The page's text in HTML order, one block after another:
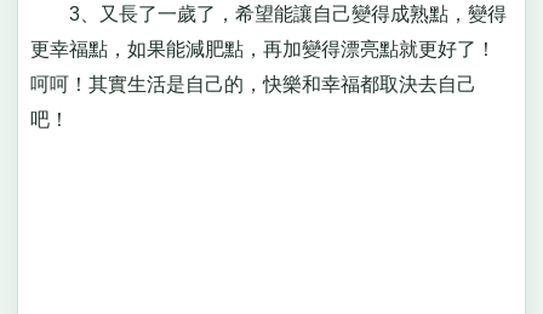
3、又長了一歲了，希望能讓自己變得成熟點，變得
更幸福點，如果能減肥點，再加變得漂亮點就更好了！
呵呵！其實生活是自己的，快樂和幸福都取決去自己
吧！